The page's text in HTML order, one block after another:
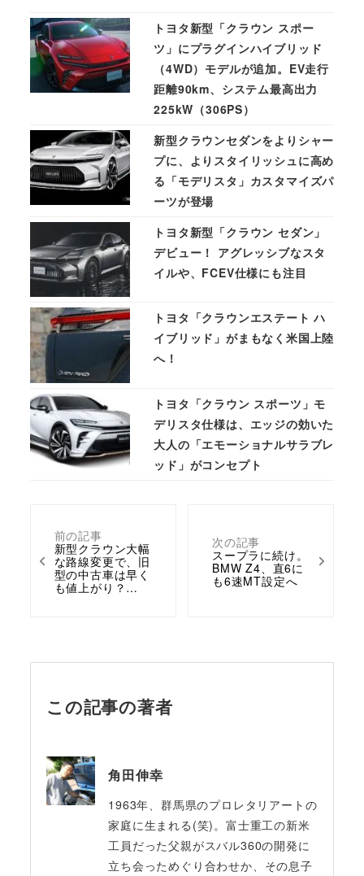
前の記事
新型クラウン大幅
な路線変更で、旧
型の中古車は早く
も値上がり？…
次の記事
スープラに続け。
BMW Z4、直6に
も6速MT設定へ
トヨタ新型「クラウン スポー
ツ」にプラグインハイブリッド
（4WD）モデルが追加。EV走行
距離90km、システム最高出力
225kW（306PS）
新型クラウンセダンをよりシャー
プに、よりスタイリッシュに高め
る「モデリスタ」カスタマイズパ
ーツが登場
トヨタ新型「クラウン セダン」
デビュー！ アグレッシブなスタ
イルや、FCEV仕様にも注目
トヨタ「クラウンエステート ハ
イブリッド」がまもなく米国上陸
へ！
トヨタ「クラウン スポーツ」モ
デリスタ仕様は、エッジの効いた
大人の「エモーショナルサラブレ
ッド」がコンセプト
この記事の著者
角田伸幸
1963年、群馬県のプロレタリアートの
家庭に生まれる(笑)。富士重工の新米
工員だった父親がスバル360の開発に
立ち会っためぐり合わせか、その息子